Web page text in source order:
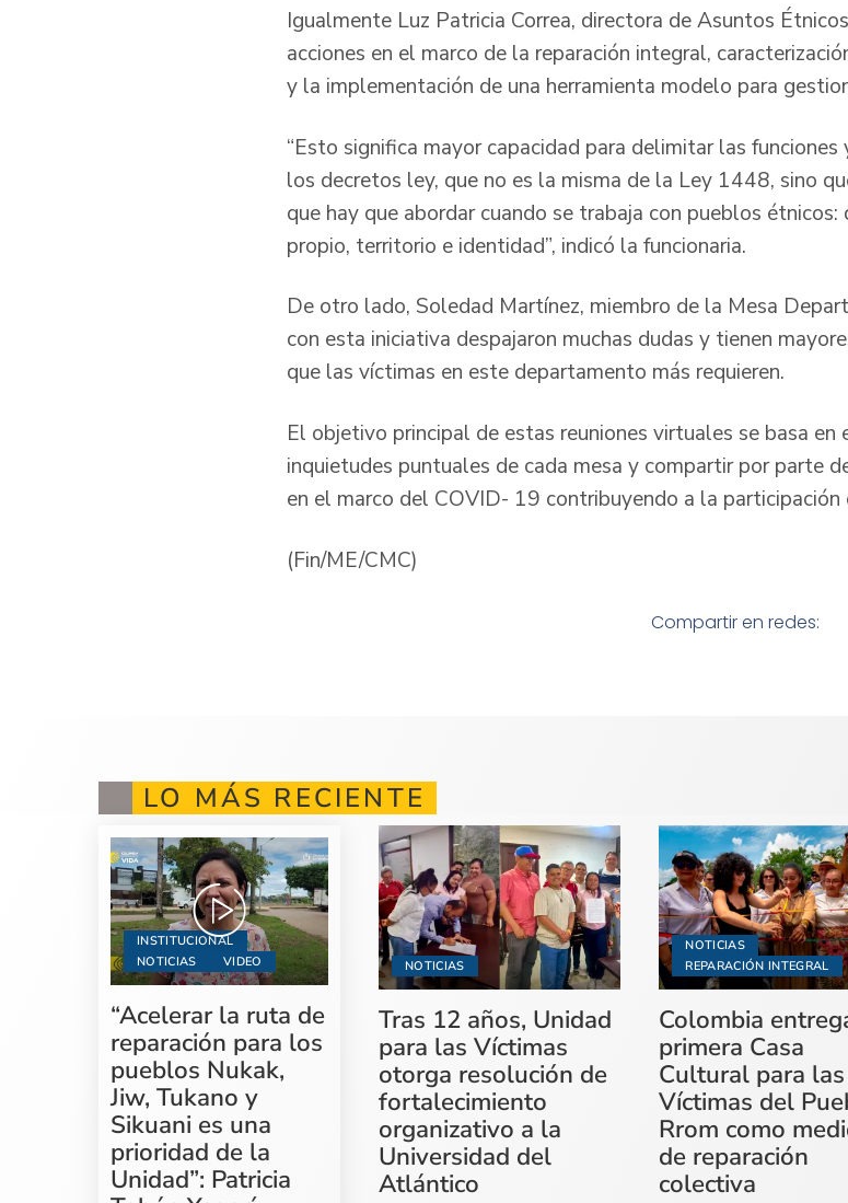
Igualmente Luz Patricia Correa, directora de Asuntos
acciones en el marco de la reparación integral,
y la implementación de una herramienta modelo para
“Esto significa mayor capacidad para delimitar las
los decretos ley, que no es la misma de la Ley 1448, sino
que hay que abordar cuando se trabaja con pueblos
propio, territorio e identidad”, indicó la funcionaria.
De otro lado, Soledad Martínez, miembro de la Mesa
con esta iniciativa despajaron muchas dudas y tienen
que las víctimas en este departamento más requieren.
El objetivo principal de estas reuniones virtuales se basa en
inquietudes puntuales de cada mesa y compartir por parte
en el marco del COVID- 19 contribuyendo a la participación
(Fin/ME/CMC)
Compartir en redes:
LO MÁS RECIENTE
INSTITUCIONAL
NOTICIAS
VIDEO
“Acelerar la ruta de
reparación para los
pueblos Nukak,
Jiw, Tukano y
Sikuani es una
prioridad de la
Unidad”: Patricia
NOTICIAS
Tras 12 años, Unidad
para las Víctimas
otorga resolución de
fortalecimiento
organizativo a la
Universidad del
Atlántico
NOTICIAS
REPARACIÓN INTEGRAL
Colombia
primera Casa
Cultural para las
Víctimas del
Rrom como
de reparación
colectiva